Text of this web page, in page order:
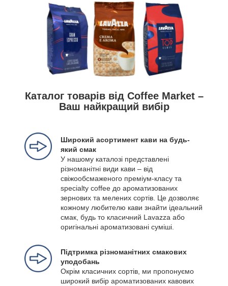
Каталог товарів від Coffee Market –
Ваш найкращий вибір
Широкий асортимент кави на будь-
який смак
У нашому каталозі представлені
різноманітні види кави – від
свіжообсмаженого преміум-класу та
specialty coffee до ароматизованих
зернових та мелених сортів. Це дозволяє
кожному любителю кави знайти ідеальний
смак, будь то класичний Lavazza або
оригінальні ароматизовані суміші.
Підтримка різноманітних смакових
уподобань
Окрім класичних сортів, ми пропонуємо
широкий вибір ароматизованих кавових